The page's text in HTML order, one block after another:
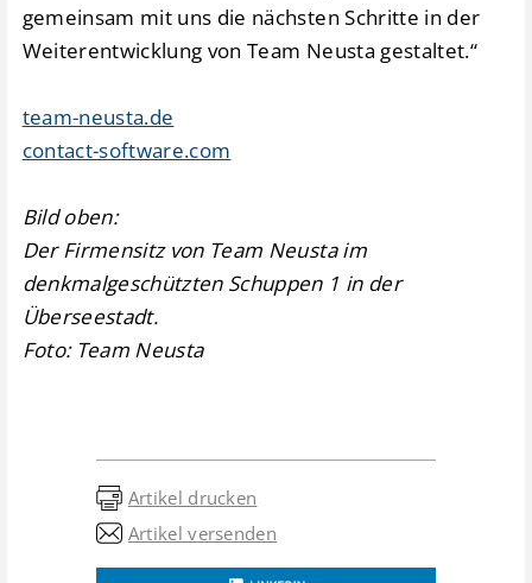
gemeinsam mit uns die nächsten Schritte in der
Weiterentwicklung von Team Neusta gestaltet.“
team-neusta.de
contact-software.com
Bild oben:
Der Firmensitz von Team Neusta im
denkmalgeschützten Schuppen 1 in der
Überseestadt.
Foto: Team Neusta
Artikel drucken
Artikel versenden